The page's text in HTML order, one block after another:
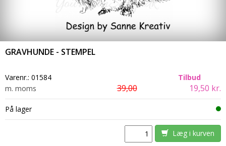
GRAVHUNDE - STEMPEL
Varenr.: 01584
Tilbud
m. moms
39,00 19,50 kr.
På lager
Læg i kurven